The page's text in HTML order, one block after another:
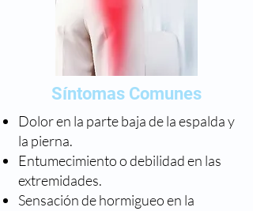
Síntomas Comunes
Dolor en la parte baja de la espalda y
la pierna.
Entumecimiento o debilidad en las
extremidades.
Sensación de hormigueo en la